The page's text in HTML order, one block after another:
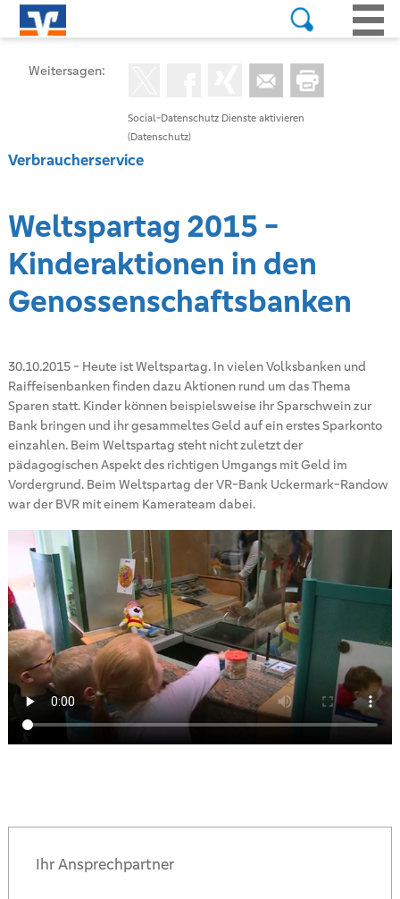
Social-Datenschutz Dienste aktivieren
(Datenschutz)
Weitersagen:
Verbraucherservice
Weltspartag 2015 -
Kinderaktionen in den
Genossenschaftsbanken
30.10.2015- Heute ist Weltspartag. In vielen Volksbanken und
Raiffeisenbanken finden dazu Aktionen rund um das Thema
Sparen statt. Kinder können beispielsweise ihr Sparschwein zur
Bank bringen und ihr gesammeltes Geld auf ein erstes Sparkonto
einzahlen. Beim Weltspartag steht nicht zuletzt der
pädagogischen Aspekt des richtigen Umgangs mit Geld im
Vordergrund. Beim Weltspartag der VR-Bank Uckermark-Randow
war der BVR mit einem Kamerateam dabei.
Ihr Ansprechpartner